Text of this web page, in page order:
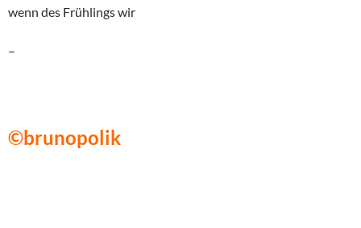
wenn des Frühlings wir
–
©brunopolik